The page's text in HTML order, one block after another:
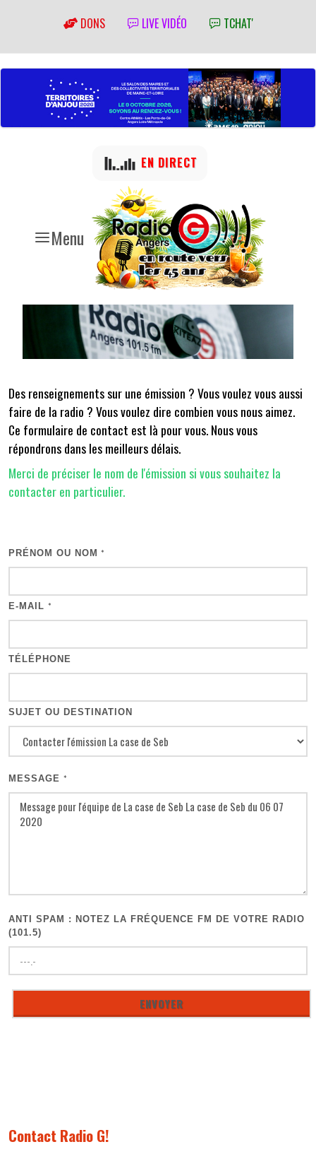
DONS LIVE VIDÉO TCHAT'
Menu
EN DIRECT
Des renseignements sur une émission ? Vous voulez vous aussi
faire de la radio ? Vous voulez dire combien vous nous aimez.
Ce formulaire de contact est là pour vous. Nous vous
répondrons dans les meilleurs délais.
Merci de préciser le nom de l'émission si vous souhaitez la
contacter en particulier.
PRÉNOM OU NOM *
E-MAIL *
TÉLÉPHONE
SUJET OU DESTINATION
MESSAGE *
ANTI SPAM : NOTEZ LA FRÉQUENCE FM DE VOTRE RADIO
(101.5)
Contact Radio G!